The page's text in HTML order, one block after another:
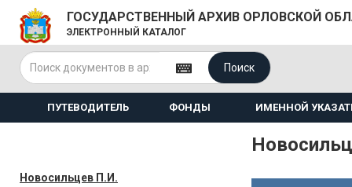
ГОСУДАРСТВЕННЫЙ АРХИВ ОРЛОВСКОЙ
ЭЛЕКТРОННЫЙ КАТАЛОГ
Поиск
ПУТЕВОДИТЕЛЬ ФОНДЫ ИМЕННОЙ
Новосильцев П.И.